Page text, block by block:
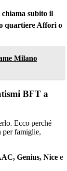
chiama subito il
quartiere Affori o
Milano
BFT a
Ecco perché
per famiglie,
Genius, Nice e